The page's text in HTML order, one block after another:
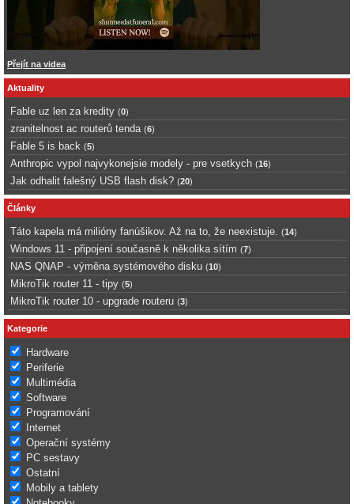
Přejít na videa
Aktuality
Fable uz len za kredity (0)
zranitelnost ac routerů tenda (6)
Fable 5 is back (5)
Anthropic vypol najvykonejsie modely - pre vsetkych (16)
Jak odhalit falešný USB flash disk? (20)
Články
Táto kapela má milióny fanúšikov. Až na to, že neexistuje. (14)
Windows 11 - připojení současně k několika sítím (7)
NAS QNAP - výměna systémového disku (10)
MikroTik router 11 - tipy (5)
MikroTik router 10 - upgrade routeru (3)
Kategorie
Hardware
Periferie
Multimédia
Software
Programování
Internet
Operační systémy
PC sestavy
Ostatní
Mobily a tablety